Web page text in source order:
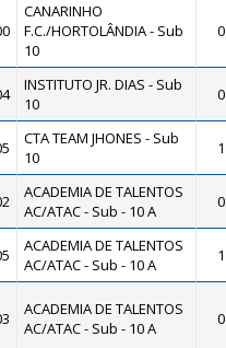
CANARINHO
F.C./HORTOLÂNDIA - Sub
10
0
INSTITUTO JR. DIAS - Sub
10
0
CTA TEAM JHONES - Sub
10
1
ACADEMIA DE TALENTOS
AC/ATAC - Sub - 10 A
0
ACADEMIA DE TALENTOS
AC/ATAC - Sub - 10 A
1
ACADEMIA DE TALENTOS
AC/ATAC - Sub - 10 A
0